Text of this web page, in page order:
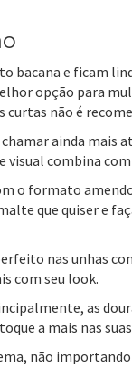
bacana e ficam
opção para
não é
ainda mais
combina
o formato
que quiser e
nas unhas
com seu look.
as
a mais nas
não